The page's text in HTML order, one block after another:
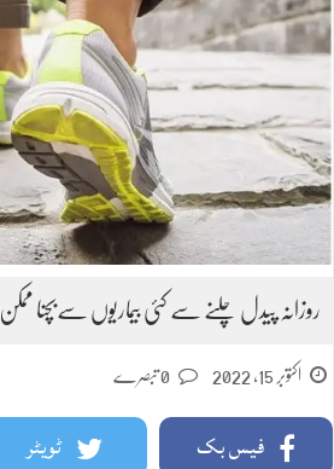
روزانہ پیدل چلنے سے کئی بیماریوں سےبچنا ممکن
اکتوبر 15, 2022
فیس بک ٹویٹر